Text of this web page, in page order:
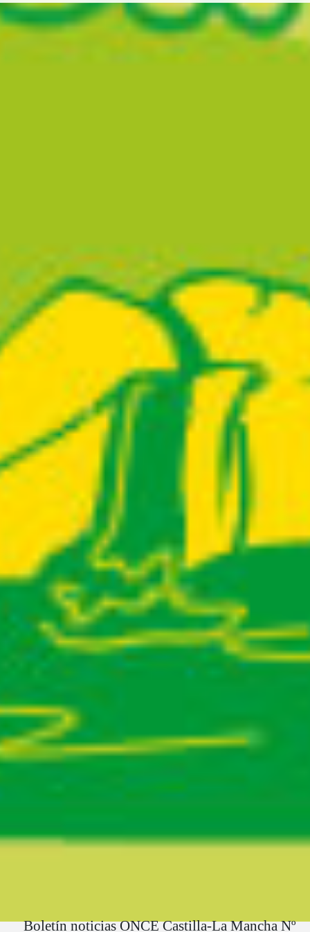
Boletín noticias ONCE Castilla-La Mancha Nº